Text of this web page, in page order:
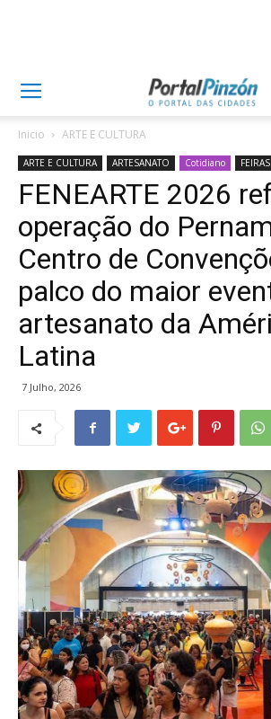
Inicio ARTE E CULTURA
ARTE E CULTURA ARTESANATO Cotidiano FEIRAS
FENEARTE 2026
operação do
Centro de
palco do maior
artesanato da
Latina
7 Julho, 2026